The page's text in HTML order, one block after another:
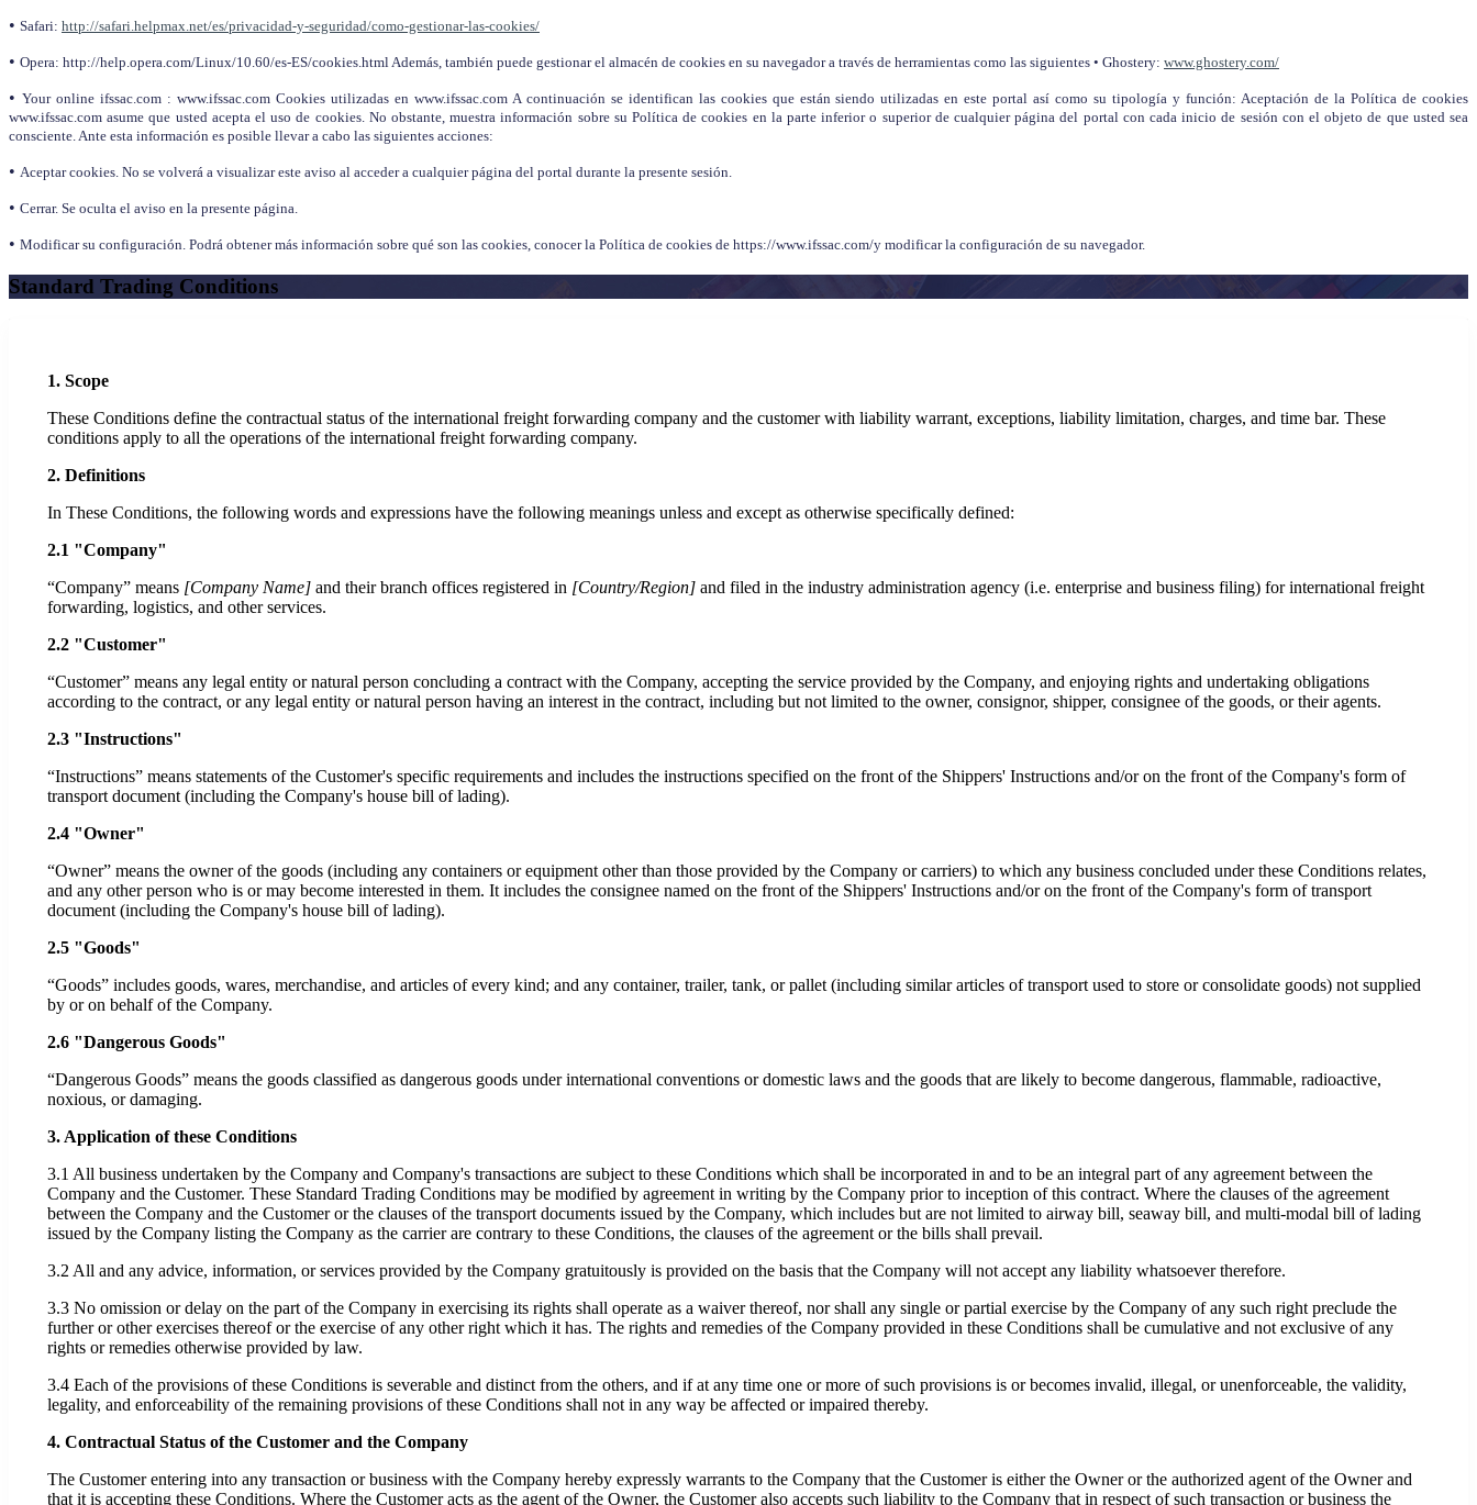
• Safari: http://safari.helpmax.net/es/privacidad-y-seguridad/como-gestionar-las-cookies/
• Opera: http://help.opera.com/Linux/10.60/es-ES/cookies.html Además, también puede gestionar el almacén de cookies en su navegador a través de herramientas como las siguientes • Ghostery: www.ghostery.com/
• Your online ifssac.com : www.ifssac.com Cookies utilizadas en www.ifssac.com A continuación se identifican las cookies que están siendo utilizadas en este portal así como su tipología y función: Aceptación de la Política de cookies
www.ifssac.com asume que usted acepta el uso de cookies. No obstante, muestra información sobre su Política de cookies en la parte inferior o superior de cualquier página del portal con cada inicio de sesión con el objeto de que usted sea
consciente. Ante esta información es posible llevar a cabo las siguientes acciones:
• Aceptar cookies. No se volverá a visualizar este aviso al acceder a cualquier página del portal durante la presente sesión.
• Cerrar. Se oculta el aviso en la presente página.
• Modificar su configuración. Podrá obtener más información sobre qué son las cookies, conocer la Política de cookies de https://www.ifssac.com/y modificar la configuración de su navegador.
Standard Trading Conditions
1. Scope
These Conditions define the contractual status of the international freight forwarding company and the customer with liability warrant, exceptions, liability limitation, charges, and time bar. These
conditions apply to all the operations of the international freight forwarding company.
2. Definitions
In These Conditions, the following words and expressions have the following meanings unless and except as otherwise specifically defined:
2.1 "Company"
“Company” means [Company Name] and their branch offices registered in [Country/Region] and filed in the industry administration agency (i.e. enterprise and business filing) for international freight
forwarding, logistics, and other services.
2.2 "Customer"
“Customer” means any legal entity or natural person concluding a contract with the Company, accepting the service provided by the Company, and enjoying rights and undertaking obligations
according to the contract, or any legal entity or natural person having an interest in the contract, including but not limited to the owner, consignor, shipper, consignee of the goods, or their agents.
2.3 "Instructions"
“Instructions” means statements of the Customer's specific requirements and includes the instructions specified on the front of the Shippers' Instructions and/or on the front of the Company's form of
transport document (including the Company's house bill of lading).
2.4 "Owner"
“Owner” means the owner of the goods (including any containers or equipment other than those provided by the Company or carriers) to which any business concluded under these Conditions relates,
and any other person who is or may become interested in them. It includes the consignee named on the front of the Shippers' Instructions and/or on the front of the Company's form of transport
document (including the Company's house bill of lading).
2.5 "Goods"
“Goods” includes goods, wares, merchandise, and articles of every kind; and any container, trailer, tank, or pallet (including similar articles of transport used to store or consolidate goods) not supplied
by or on behalf of the Company.
2.6 "Dangerous Goods"
“Dangerous Goods” means the goods classified as dangerous goods under international conventions or domestic laws and the goods that are likely to become dangerous, flammable, radioactive,
noxious, or damaging.
3. Application of these Conditions
3.1 All business undertaken by the Company and Company's transactions are subject to these Conditions which shall be incorporated in and to be an integral part of any agreement between the
Company and the Customer. These Standard Trading Conditions may be modified by agreement in writing by the Company prior to inception of this contract. Where the clauses of the agreement
between the Company and the Customer or the clauses of the transport documents issued by the Company, which includes but are not limited to airway bill, seaway bill, and multi-modal bill of lading
issued by the Company listing the Company as the carrier are contrary to these Conditions, the clauses of the agreement or the bills shall prevail.
3.2 All and any advice, information, or services provided by the Company gratuitously is provided on the basis that the Company will not accept any liability whatsoever therefore.
3.3 No omission or delay on the part of the Company in exercising its rights shall operate as a waiver thereof, nor shall any single or partial exercise by the Company of any such right preclude the
further or other exercises thereof or the exercise of any other right which it has. The rights and remedies of the Company provided in these Conditions shall be cumulative and not exclusive of any
rights or remedies otherwise provided by law.
3.4 Each of the provisions of these Conditions is severable and distinct from the others, and if at any time one or more of such provisions is or becomes invalid, illegal, or unenforceable, the validity,
legality, and enforceability of the remaining provisions of these Conditions shall not in any way be affected or impaired thereby.
4. Contractual Status of the Customer and the Company
The Customer entering into any transaction or business with the Company hereby expressly warrants to the Company that the Customer is either the Owner or the authorized agent of the Owner and
that it is accepting these Conditions. Where the Customer acts as the agent of the Owner, the Customer also accepts such liability to the Company that in respect of such transaction or business the